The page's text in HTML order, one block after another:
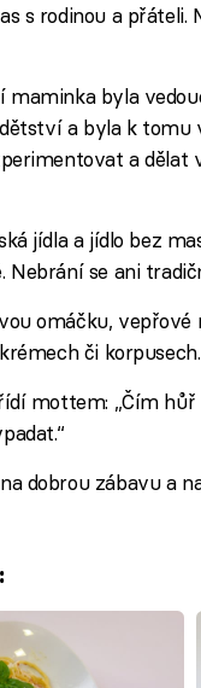
s rodinou a přáteli.
maminka byla
a byla k tomu
a dělat
jídla a jídlo bez
Nebrání se ani
omáčku, vepřové
či korpusech.
mottem: „Čím hůř
dobrou zábavu a